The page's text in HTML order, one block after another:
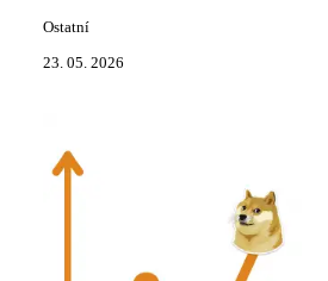
Ostatní
23. 05. 2026